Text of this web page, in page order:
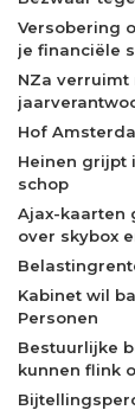
Versobering
je financiële
NZa
Hof
Heinen grijpt
schop
Ajax-kaarten
over skybox
Kabinet wil
Personen
Bestuurlijke
kunnen flink